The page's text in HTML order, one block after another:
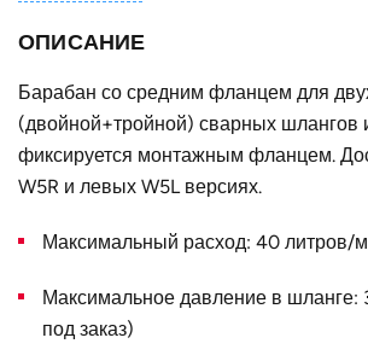
шланга /
A, мм
E, мм
B, мм
Конструктивное
для двух
диаметр D, мм
ОПИСАНИЕ
Барабан со средним фланцем для
(двойной+тройной) сварных шлангов
фиксируется монтажным фланцем.
W5R и левых W5L версиях.
Максимальный расход: 40 литров/
Максимальное давление в
под заказ)